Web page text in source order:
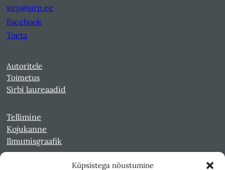
Küpsistega nõustumine
sirp@sirp.ee
Facebook
Toeta
Autoritele
Toimetus
Sirbi laureaadid
Tellimine
Kojukanne
Ilmumisgraafik